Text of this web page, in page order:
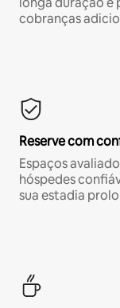
cobranças
Reserve com
Espaços
hóspedes
sua estadia